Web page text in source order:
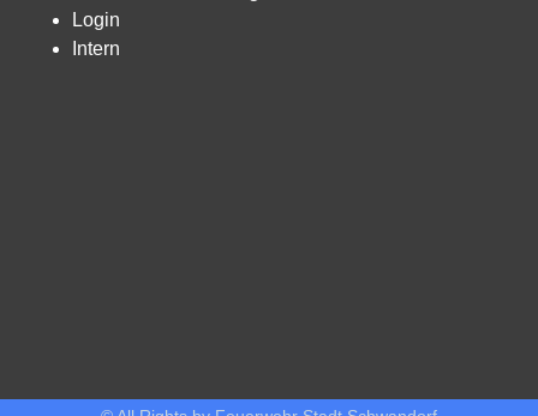
Login
Intern